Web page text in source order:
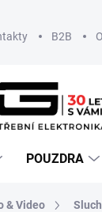
B2B
POUZDRA
& Video